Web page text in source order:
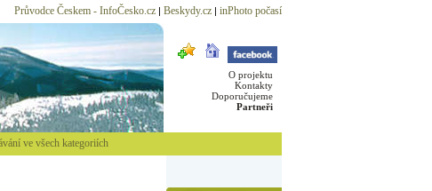
Průvodce Českem - InfoČesko.cz| Beskydy.cz| inPhoto počasí
O projektu
Kontakty
Doporučujeme
Partneři
ve všech kategoriích